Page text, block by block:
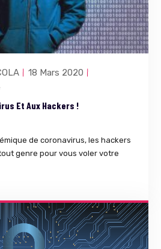
18 Mars 2020
Et Aux Hackers !
de coronavirus, les hackers
genre pour vous voler votre